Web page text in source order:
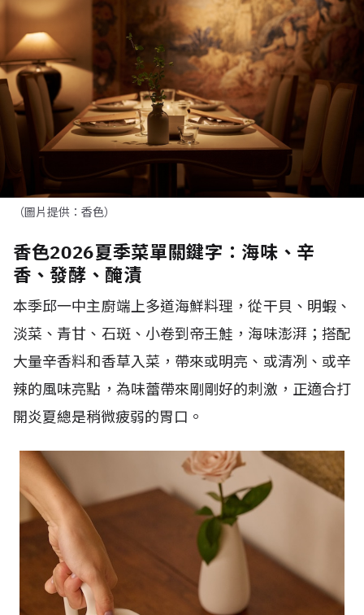
（圖片提供：香色）
香色2026夏季菜單關鍵字：海味、辛
香、發酵、醃漬
本季邱一中主廚端上多道海鮮料理，從干貝、明蝦、
淡菜、青甘、石斑、小卷到帝王鮭，海味澎湃；搭配
大量辛香料和香草入菜，帶來或明亮、或清冽、或辛
辣的風味亮點，為味蕾帶來剛剛好的刺激，正適合打
開炎夏總是稍微疲弱的胃口。